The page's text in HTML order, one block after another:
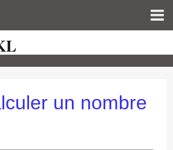
un nombre